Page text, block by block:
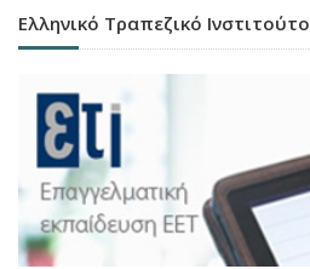
Ελληνικό Τραπεζικό Ινστιτούτο